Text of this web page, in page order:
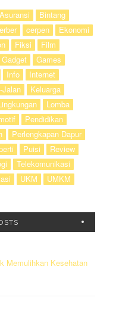
Asuransi
Bintang
cerpen
Ekonomi
Fiksi
Film
Gadget
Games
Info
Internet
Jalan
Keluarga
Lomba
Pendidikan
Perlengkapan Dapur
Puisi
Review
Telekomunikasi
UKM UMKM
Memulihkan Kesehatan